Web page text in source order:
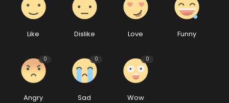
Like Dislike Love Funny
0
Angry
0
Sad
0
Wow